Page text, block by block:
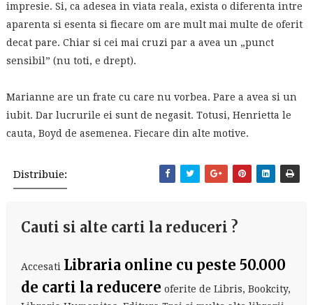
impresie. Si, ca adesea in viata reala, exista o diferenta intre
aparenta si esenta si fiecare om are mult mai multe de oferit
decat pare. Chiar si cei mai cruzi par a avea un „punct
sensibil” (nu toti, e drept).
Marianne are un frate cu care nu vorbea. Pare a avea si un
iubit. Dar lucrurile ei sunt de negasit. Totusi, Henrietta le
cauta, Boyd de asemenea. Fiecare din alte motive.
Distribuie:
Cauti si alte carti la reduceri ?
Accesati Libraria online cu peste 50.000
de carti la reducere oferite de Libris, Bookcity,